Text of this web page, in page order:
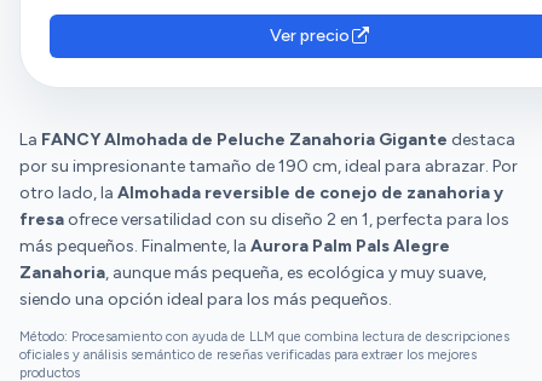
Ver precio
La FANCY Almohada de Peluche Zanahoria Gigante destaca
por su impresionante tamaño de 190 cm, ideal para abrazar. Por
otro lado, la Almohada reversible de conejo de zanahoria y
fresa ofrece versatilidad con su diseño 2 en 1, perfecta para los
más pequeños. Finalmente, la Aurora Palm Pals Alegre
Zanahoria, aunque más pequeña, es ecológica y muy suave,
siendo una opción ideal para los más pequeños.
Método: Procesamiento con ayuda de LLM que combina lectura de descripciones
oficiales y análisis semántico de reseñas verificadas para extraer los mejores
productos